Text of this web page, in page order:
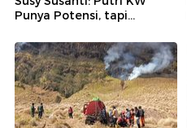
Punya Potensi, tapi...